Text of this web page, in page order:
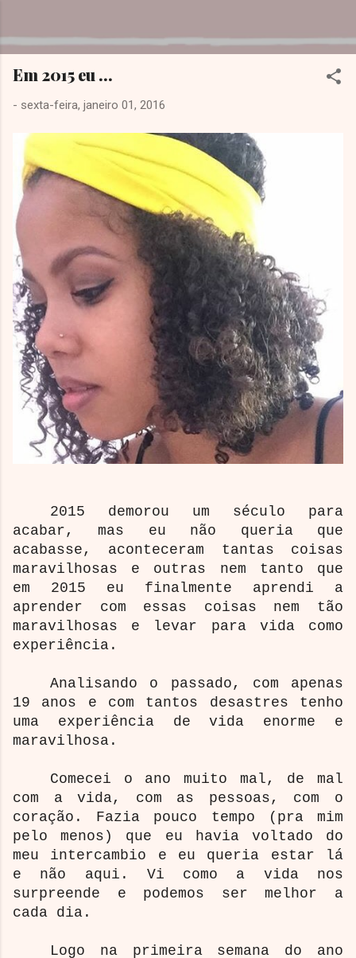
Em 2015 eu ...
- sexta-feira, janeiro 01, 2016
2015 demorou um século para
acabar, mas eu não queria que
acabasse, aconteceram tantas coisas
maravilhosas e outras nem tanto que
em 2015 eu finalmente aprendi a
aprender com essas coisas nem tão
maravilhosas e levar para vida como
experiência.
Analisando o passado, com apenas
19 anos e com tantos desastres tenho
uma experiência de vida enorme e
maravilhosa.
Comecei o ano muito mal, de mal
com a vida, com as pessoas, com o
coração. Fazia pouco tempo (pra mim
pelo menos) que eu havia voltado do
meu intercambio e eu queria estar lá
e não aqui. Vi como a vida nos
surpreende e podemos ser melhor a
cada dia.
Logo na primeira semana do ano